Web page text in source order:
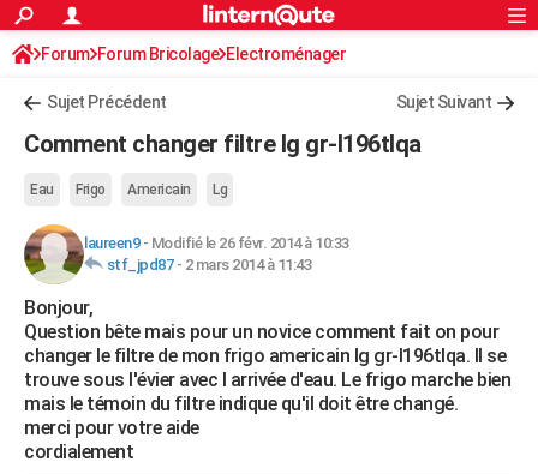
ACTUALITÉS
Politique
Société
Faits Divers
Education
Monde
Villes
+
AUTO
Essais
Réserver un essai
Citadines
Berlines
SUV
Forum auto
+HIGH-TECH
Mobiles
Meilleur smartphone
Internet
Ordinateurs
Jeux vidéo
Guide high-tech
+BRICOLAGE
Forum
Aménagement intérieur
Extérieur
Cuisine
Salle de bains
Jardinage
Rangement
WEEK-END
Guides de France
Escapades
Patrimoine
Expositions
Musées
Week-end nature
+LIFESTYLE
Art de vivre
Bien-être
Loisirs
Mode
Modes de vie
S'inscrire
Connexion
Forum Forum Bricolage Electroménager
Sujet Précédent Sujet Suivant
Comment changer filtre lg gr-l196tlqa
Eau Frigo Americain Lg
laureen9- Modifié le 26 févr. 2014 à 10:33
stf_jpd87- 2 mars 2014 à 11:43
Bonjour,
Question bête mais pour un novice comment fait on pour
changer le filtre de mon frigo americain lg gr-l196tlqa. Il se
trouve sous l'évier avec l arrivée d'eau. Le frigo marche bien
mais le témoin du filtre indique qu'il doit être changé.
merci pour votre aide
cordialement